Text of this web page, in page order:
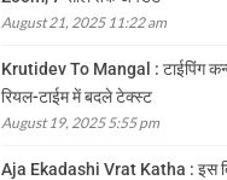
August 21, 2025 11:22 am
Krutidev To Mangal : टाईपिंग
रियल-टाईम में बदले टेक्स्ट
August 19, 2025 5:55 pm
Aja Ekadashi Vrat Katha : इस